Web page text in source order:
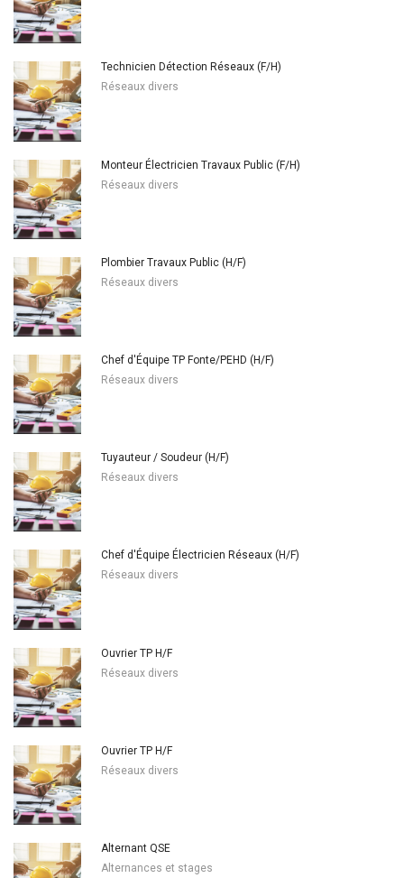
Technicien Détection Réseaux (F/H)
Réseaux divers
Monteur Électricien Travaux Public (F/H)
Réseaux divers
Plombier Travaux Public (H/F)
Réseaux divers
Chef d'Équipe TP Fonte/PEHD (H/F)
Réseaux divers
Tuyauteur / Soudeur (H/F)
Réseaux divers
Chef d'Équipe Électricien Réseaux (H/F)
Réseaux divers
Ouvrier TP H/F
Réseaux divers
Ouvrier TP H/F
Réseaux divers
Alternant QSE
Alternances et stages